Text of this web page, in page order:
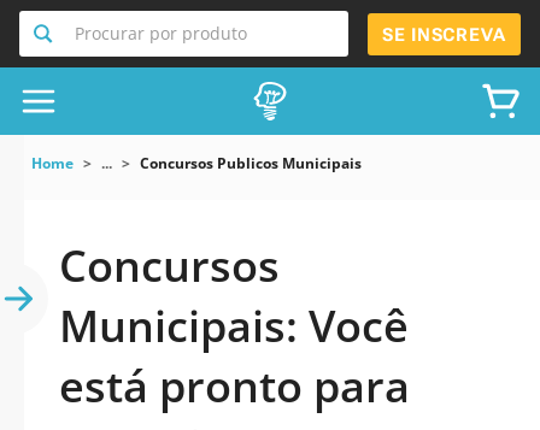
Procurar por produto SE INSCREVA
Home ... Concursos Publicos Municipais
Concursos
Municipais: Você
está pronto para